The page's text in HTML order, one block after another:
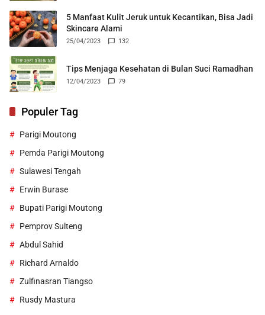
5 Manfaat Kulit Jeruk untuk Kecantikan, Bisa Jadi
Skincare Alami
25/04/2023 132
Tips Menjaga Kesehatan di Bulan Suci Ramadhan
12/04/2023 79
Populer Tag
Parigi Moutong
Pemda Parigi Moutong
Sulawesi Tengah
Erwin Burase
Bupati Parigi Moutong
Pemprov Sulteng
Abdul Sahid
Richard Arnaldo
Zulfinasran Tiangso
Rusdy Mastura